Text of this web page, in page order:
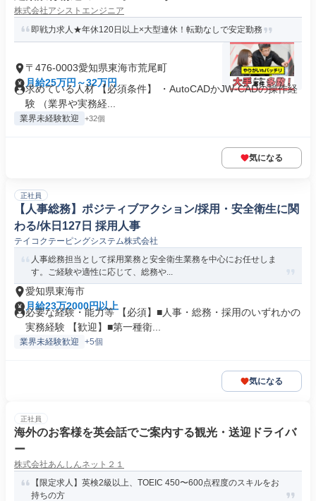
株式会社アシストエンジニア
即戦力求人★年休120日以上×大型連休！転勤なしで安定勤務
〒476-0003愛知県東海市荒尾町
月給25万円～32万円
求めている人材 【必須条件】 ・AutoCADかJW-CADの操作経
験 （業界や実務経...
業界未経験歓迎 +32個
気になる
正社員
【人事総務】ポジティブアクション/採用・安全衛生に関
わる/休日127日 採用人事
テイコクテーピングシステム株式会社
人事総務担当として採用業務と安全衛生業務を中心にお任せしま
す。ご経験や適性に応じて、総務や...
愛知県東海市
月給23万2000円以上
必要な経験・能力等 【必須】■人事・総務・採用のいずれかの
実務経験 【歓迎】■第一種衛...
業界未経験歓迎 +5個
気になる
正社員
海外のお客様を英会話でご案内する観光・送迎ドライバ
ー
株式会社あんしんネット２１
【限定求人】英検2級以上、TOEIC 450〜600点程度のスキルをお
持ちの方